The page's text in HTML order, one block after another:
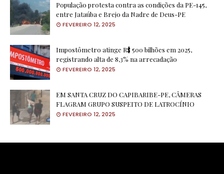
População protesta contra as condições da PE-145,
entre Jataúba e Brejo da Nadre de Deus-PE
FEVEREIRO 12, 2025
Impostômetro atinge R$ 500 bilhões em 2025,
registrando alta de 8,3% na arrecadação
FEVEREIRO 12, 2025
EM SANTA CRUZ DO CAPIBARIBE-PE, CÂMERAS
FLAGRAM GRUPO SUSPEITO DE LATROCÍNIO
FEVEREIRO 12, 2025